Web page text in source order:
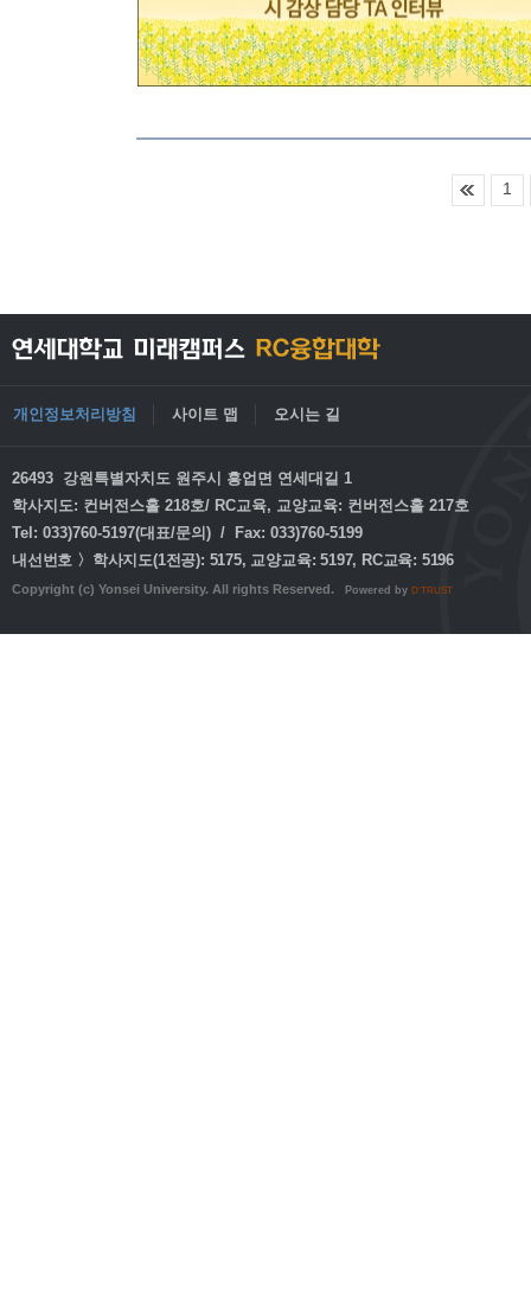
1
개인정보처리방침 사이트 맵 오시는 길
26493 강원특별자치도 원주시 흥업면 연세대길 1
학사지도: 컨버전스홀 218호/ RC교육, 교양교육: 컨버전스홀 217호
Tel: 033)760-5197(대표/문의) / Fax: 033)760-5199
내선번호 〉학사지도(1전공): 5175, 교양교육: 5197, RC교육: 5196
Copyright (c) Yonsei University. All rights Reserved. Powered by D'TRUST